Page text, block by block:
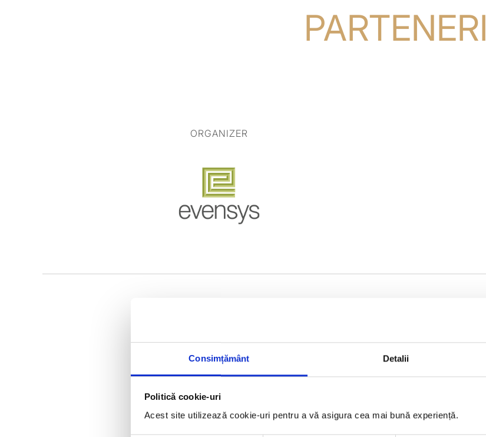
Consimțământ Detalii
Politică cookie-uri
Acest site utilizează cookie-uri pentru a vă asigura cea mai bună experiență.
PARTENERI
ORGANIZER